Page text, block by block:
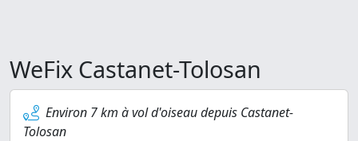
WeFix Castanet-Tolosan
Environ 7 km à vol d'oiseau depuis Castanet-
Tolosan